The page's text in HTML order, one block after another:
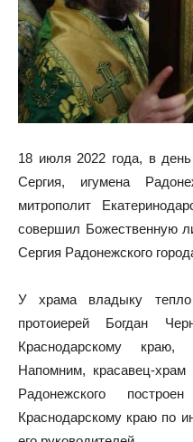
18 июля 2022 года, в день
Сергия, игумена
митрополит
совершил Божественную
Сергия Радонежского
У храма владыку тепло
протоиерей Богдан
Краснодарскому краю,
Напомним, красавец-храм
Радонежского
Краснодарскому краю по